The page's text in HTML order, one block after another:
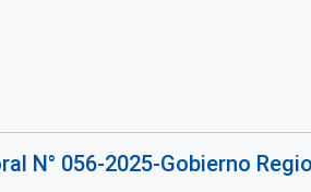
N° 056-2025-Gobierno